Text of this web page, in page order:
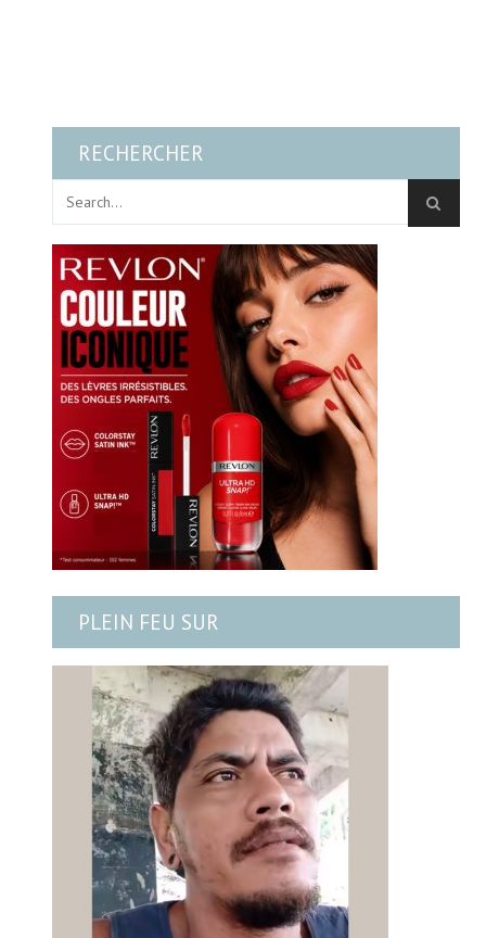
RECHERCHER
PLEIN FEU SUR